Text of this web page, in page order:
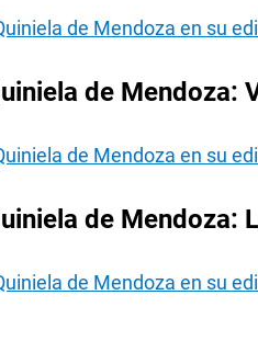
de Mendoza en su
de
de Mendoza en su
de Mendoza:
de Mendoza en su